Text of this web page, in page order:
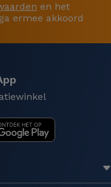
en het
ermee akkoord